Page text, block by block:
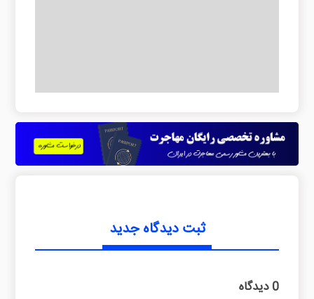
ثبت دیدگاه جدید
0 دیدگاه